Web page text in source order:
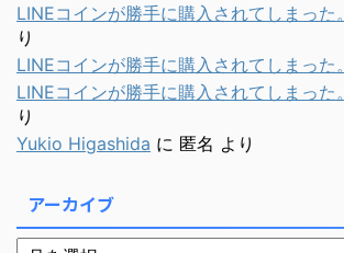
LINEコインが勝手に購入されてしまった。
り
LINEコインが勝手に購入されてしまった。
LINEコインが勝手に購入されてしまった。
り
Yukio Higashida に 匿名 より
アーカイブ